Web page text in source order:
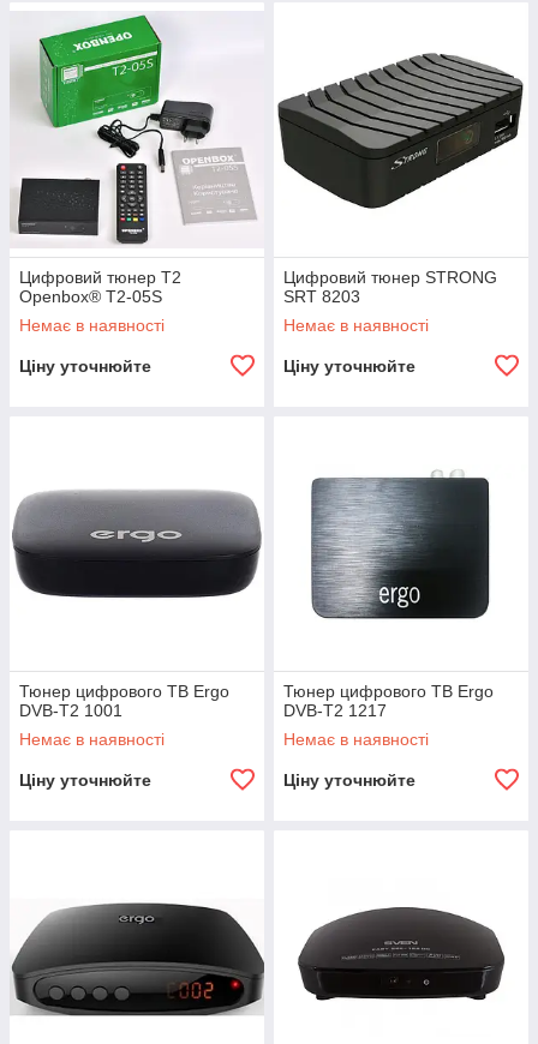
Цифровий тюнер Т2
Openbox® T2-05S
Немає в наявності
Ціну уточнюйте
Цифровий тюнер STRONG
SRT 8203
Немає в наявності
Ціну уточнюйте
Тюнер цифрового ТВ Ergo
DVB-T2 1001
Немає в наявності
Ціну уточнюйте
Тюнер цифрового ТВ Ergo
DVB-T2 1217
Немає в наявності
Ціну уточнюйте